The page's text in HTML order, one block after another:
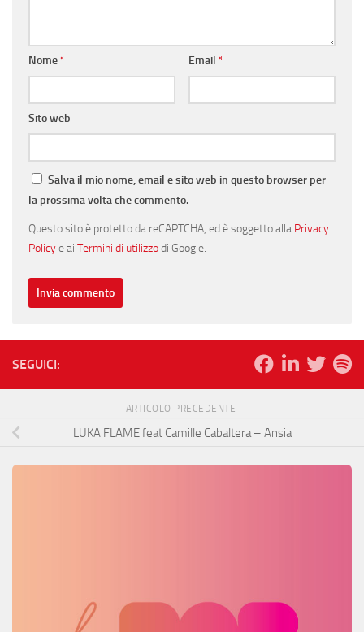
Nome* Email *
Sito web
Salva il mio nome, email e sito web in questo browser per
la prossima volta che commento.
Questo sito è protetto da reCAPTCHA, ed è soggetto alla Privacy
Policye ai Termini di utilizzodi Google.
SEGUICI:
ARTICOLO PRECEDENTE
LUKA FLAME feat Camille Cabaltera – Ansia